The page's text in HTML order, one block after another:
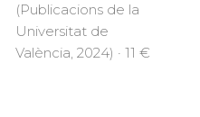
(Publicacions de la
Universitat de
València, 2024) · 11 €